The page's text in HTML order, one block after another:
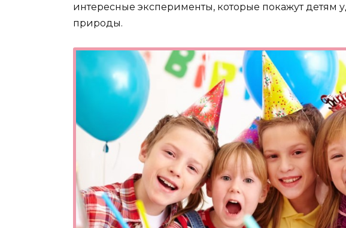
интересные эксперименты, которые покажут детям
природы.